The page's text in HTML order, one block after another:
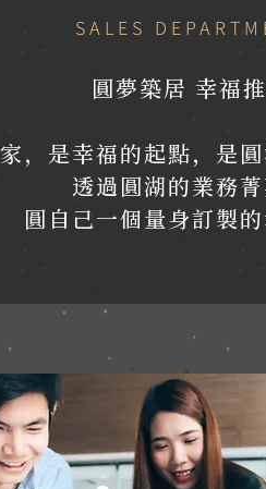
SALES
圓夢築居 幸福
家，是幸福的起點，是圓
透過圓湖的業務菁
圓自己一個量身訂製的